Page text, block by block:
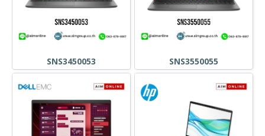
SNS3450053 SNS3550055